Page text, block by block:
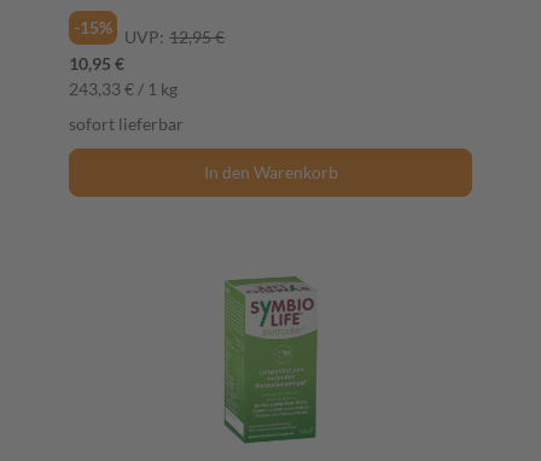
-15%
UVP: 12,95 €
10,95 €
243,33 € / 1 kg
sofort lieferbar
In den Warenkorb